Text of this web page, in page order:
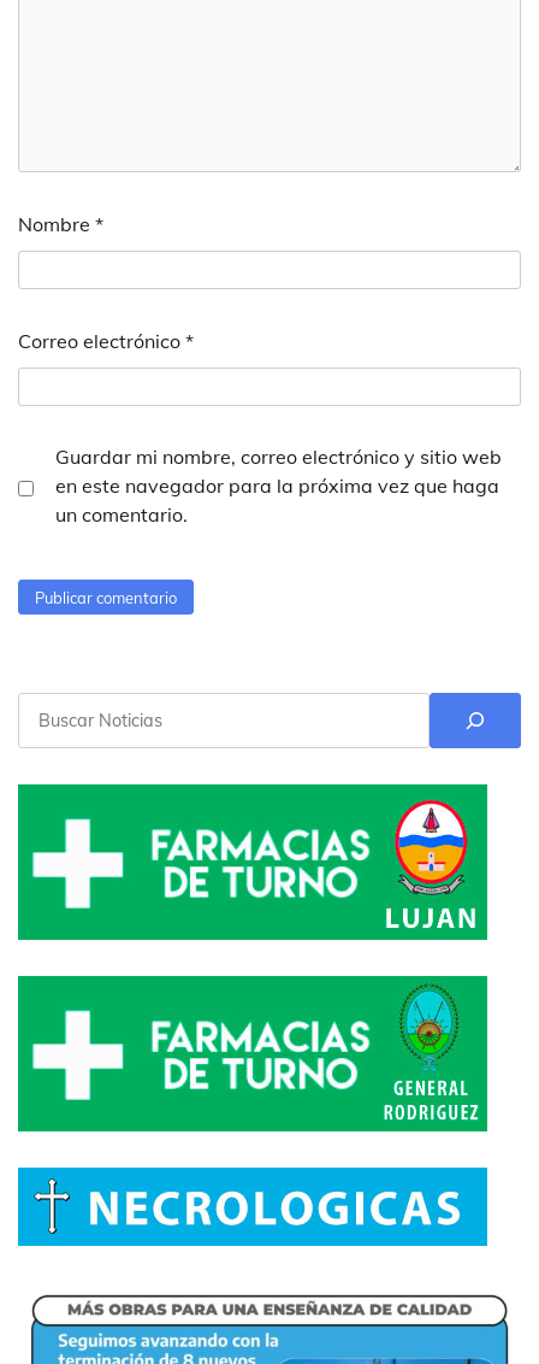
Nombre *
Correo electrónico *
Guardar mi nombre, correo electrónico y sitio web
en este navegador para la próxima vez que haga
un comentario.